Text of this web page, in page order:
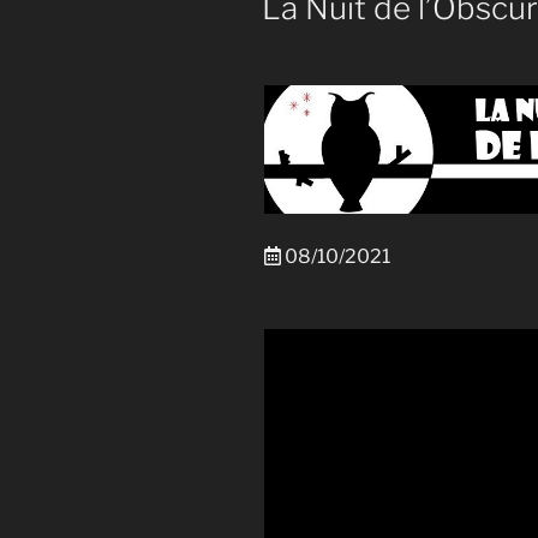
La Nuit de
08/10/2021